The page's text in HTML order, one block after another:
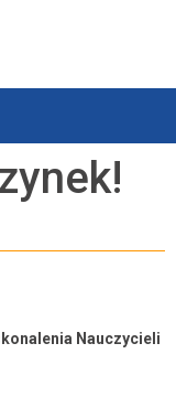
Nauczycieli